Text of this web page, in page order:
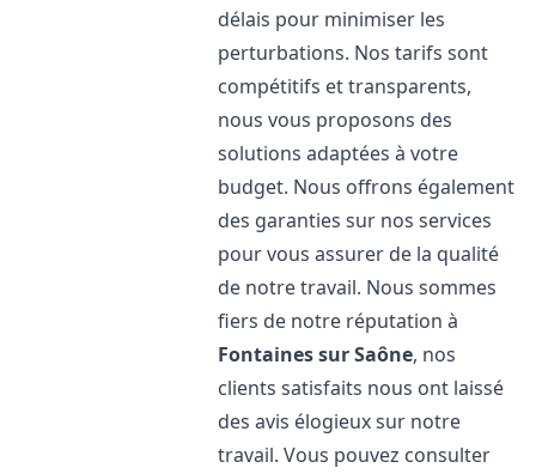
délais pour minimiser les
perturbations. Nos tarifs sont
compétitifs et transparents,
nous vous proposons des
solutions adaptées à votre
budget. Nous offrons également
des garanties sur nos services
pour vous assurer de la qualité
de notre travail. Nous sommes
fiers de notre réputation à
Fontaines sur Saône, nos
clients satisfaits nous ont laissé
des avis élogieux sur notre
travail. Vous pouvez consulter